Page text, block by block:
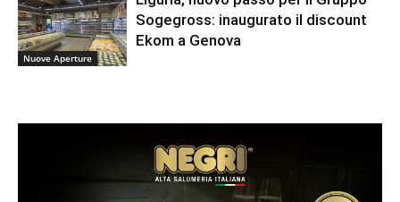
Nuove Aperture
Sogegross: inaugurato il discount
Ekom a Genova